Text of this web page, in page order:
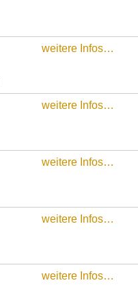
weitere Infos…
weitere Infos…
weitere Infos…
weitere Infos…
weitere Infos…